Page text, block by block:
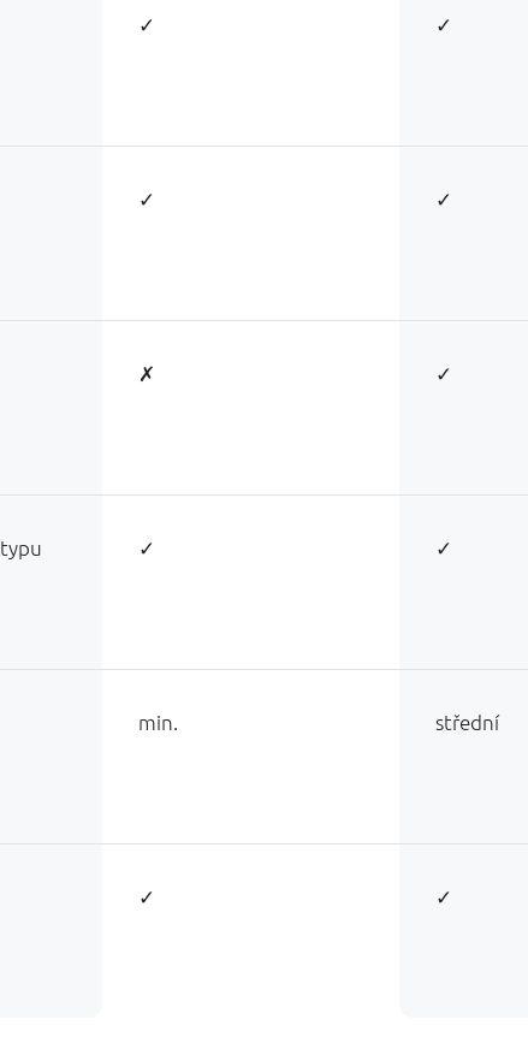
✓ ✓
✓ ✓
✗ ✓
✓ ✓
min. střední
✓ ✓